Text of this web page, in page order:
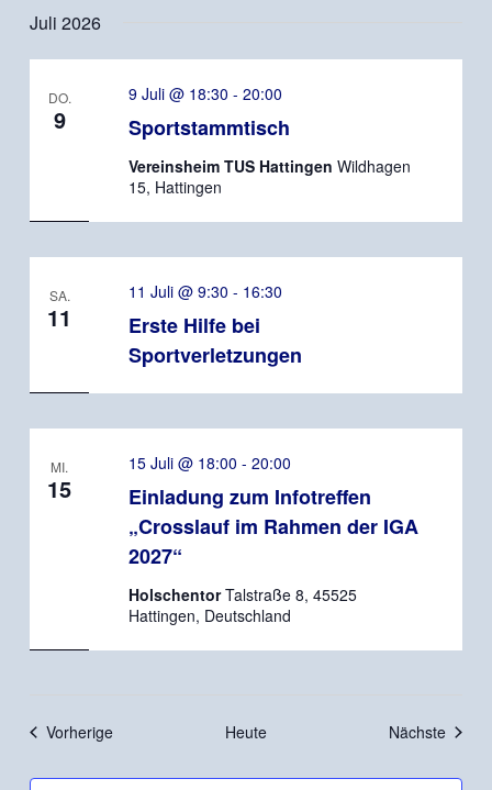
Juli 2026
DO.
9 Sportstammtisch
9 Juli @ 18:30 - 20:00
Vereinsheim TUS Hattingen Wildhagen
15, Hattingen
SA.
11
Erste Hilfe bei
Sportverletzungen
11 Juli @ 9:30 - 16:30
MI.
15
Einladung zum Infotreffen
„Crosslauf im Rahmen der IGA
2027“
15 Juli @ 18:00 - 20:00
HolschentorTalstraße 8, 45525
Hattingen, Deutschland
VorherigeVeranstaltungen Heute Nächste